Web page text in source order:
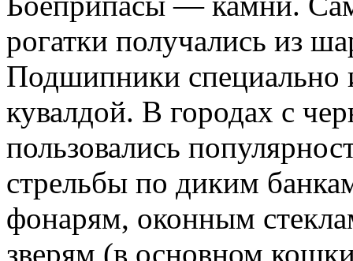
рогатки получались из
Подшипники специально
кувалдой. В городах с
пользовались
стрельбы по диким
фонарям, оконным
зверям (в основном